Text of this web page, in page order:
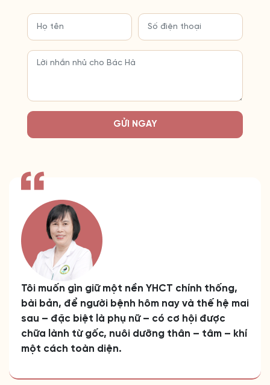
GỬI NGAY
Tôi muốn gìn giữ một nền YHCT chính thống,
bài bản, để người bệnh hôm nay và thế hệ mai
sau – đặc biệt là phụ nữ – có cơ hội được
chữa lành từ gốc, nuôi dưỡng thân – tâm – khí
một cách toàn diện.